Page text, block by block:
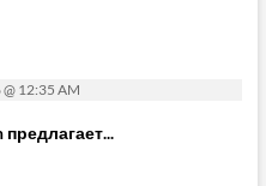
12:35 AM